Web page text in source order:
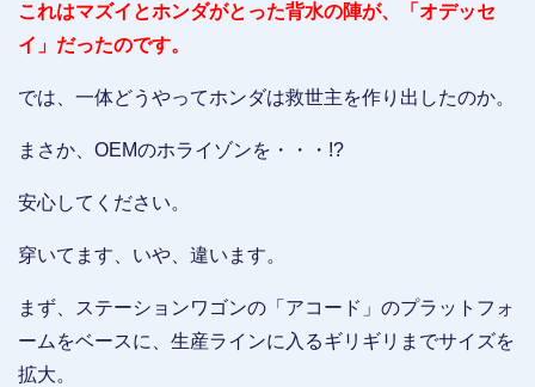
これはマズイとホンダがとった背水の陣が、「オデッセ
イ」だったのです。
では、一体どうやってホンダは救世主を作り出したのか。
まさか、OEMのホライゾンを・・・!?
安心してください。
穿いてます、いや、違います。
まず、ステーションワゴンの「アコード」のプラットフォ
ームをベースに、生産ラインに入るギリギリまでサイズを
拡大。